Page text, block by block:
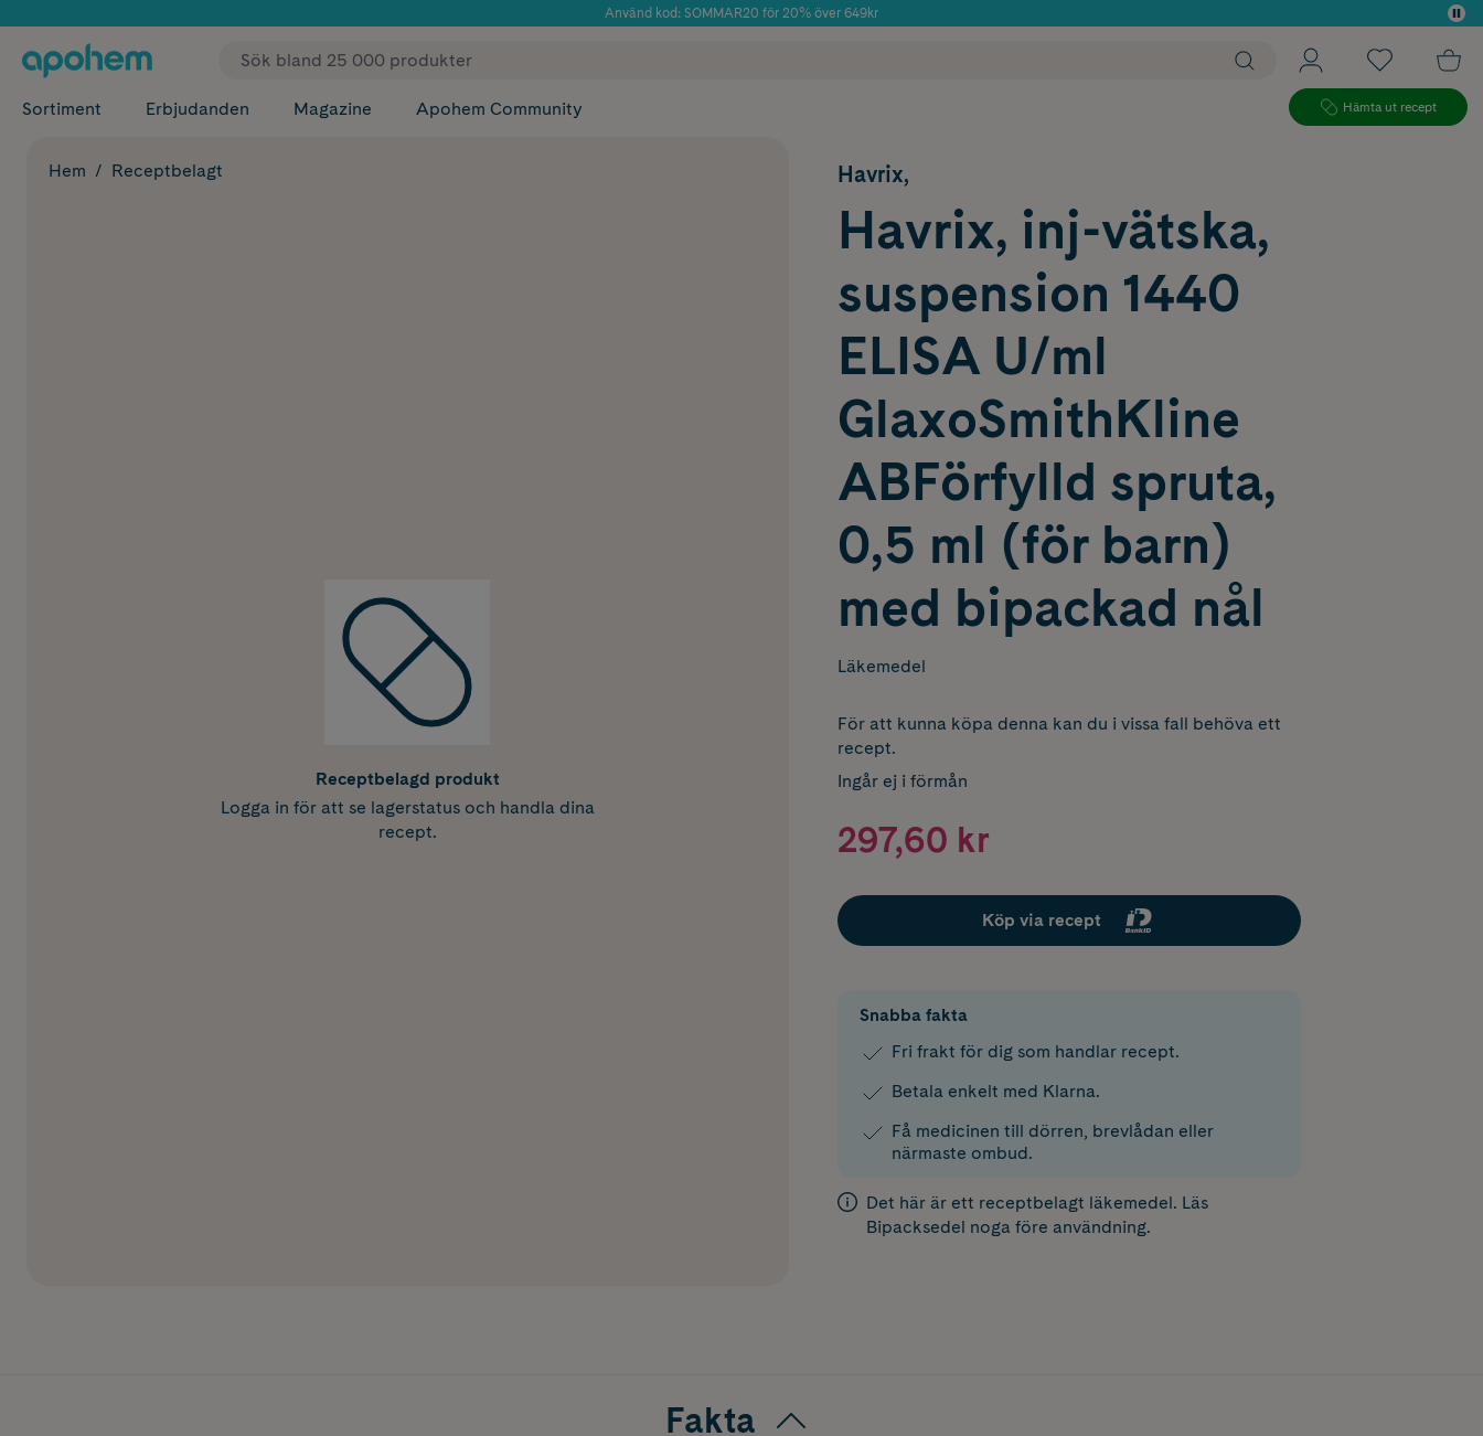
Använd kod: SOMMAR20 för 20% över 649kr
✓ Fri frakt
Sortiment Erbjudanden Magazine Apohem Community Hämta ut recept
Hem Receptbelagt
Receptbelagd produkt
Logga in för att se lagerstatus och handla dina
recept.
Havrix,
Havrix, inj-vätska,
suspension 1440
ELISA U/ml
GlaxoSmithKline
ABFörfylld spruta,
0,5 ml (för barn)
med bipackad nål
Läkemedel
För att kunna köpa denna kan du i vissa fall behöva ett
recept.
Ingår ej i förmån
297,60 kr
Köp via recept
Snabba fakta
Fri frakt för dig som handlar recept.
Betala enkelt med Klarna.
Få medicinen till dörren, brevlådan eller
närmaste ombud.
Det här är ett receptbelagt läkemedel. Läs
Bipacksedel noga före användning.
Fakta